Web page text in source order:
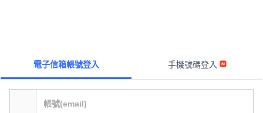
電子信箱帳號登入 手機號碼登入